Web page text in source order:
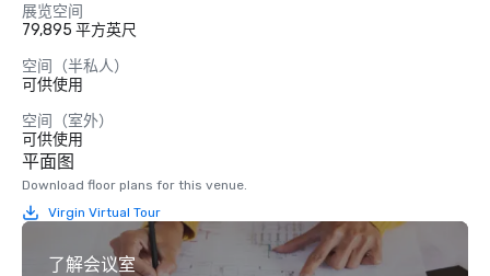
展览空间
79,895 平方英尺
空间（半私人）
可供使用
空间（室外）
可供使用
平面图
Download floor plans for this venue.
Virgin Virtual Tour
了解会议室